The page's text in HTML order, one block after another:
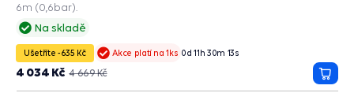
Na skladě
6m (0,6bar).
Ušetříte -635 Kč Akce platí na 1ks 0d 11h 30m 13s
4 669 Kč
4 034 Kč
do